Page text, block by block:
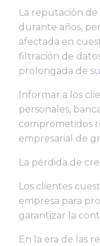
La reputación
durante años,
afectada en
filtración de
prolongada de
Informar a los
personales,
comprometidos
empresarial de
La pérdida de
Los clientes
empresa para
garantizar la
En la era de las